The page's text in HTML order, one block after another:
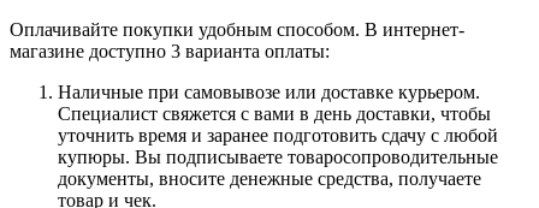
Оплачивайте покупки удобным способом. В интернет-
магазине доступно 3 варианта оплаты:
Наличные при самовывозе или доставке курьером.
Специалист свяжется с вами в день доставки, чтобы
уточнить время и заранее подготовить сдачу с любой
купюры. Вы подписываете товаросопроводительные
документы, вносите денежные средства, получаете
товар и чек.